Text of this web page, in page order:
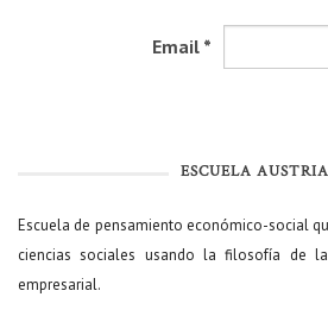
Email *
ESCUELA
Escuela de pensamiento económico-social
ciencias sociales usando la filosofía de
empresarial.